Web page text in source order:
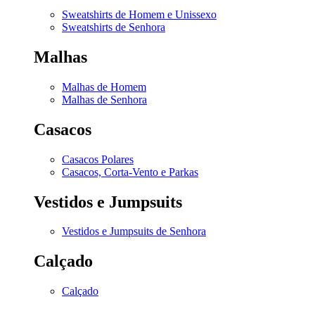
Sweatshirts de Homem e Unissexo
Sweatshirts de Senhora
Malhas
Malhas de Homem
Malhas de Senhora
Casacos
Casacos Polares
Casacos, Corta-Vento e Parkas
Vestidos e Jumpsuits
Vestidos e Jumpsuits de Senhora
Calçado
Calçado